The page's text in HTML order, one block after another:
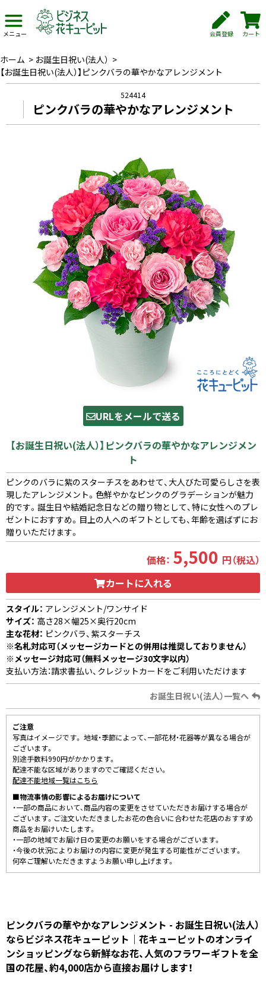
メニュー 会員登録 カート
ホーム > お誕生日祝い(法人） >
【お誕生日祝い(法人）】ピンクバラの華やかなアレンジメント
524414
ピンクバラの華やかなアレンジメント
URLをメールで送る
【お誕生日祝い(法人）】ピンクバラの華やかなアレンジメン
ト
ピンクのバラに紫のスターチスをあわせて、大人びた可愛らしさを表
現したアレンジメント。色鮮やかなピンクのグラデーションが魅力
的です。誕生日や結婚記念日などの贈り物として、特に女性へのプレ
ゼントにおすすめ。目上の人へのギフトとしても、年齢を選ばずにお
贈りいただけます。
価格： 5,500 円（税込）
カートに入れる
スタイル： アレンジメント/ワンサイド
サイズ： 高さ28×幅25×奥行20cm
主な花材： ピンクバラ、紫スターチス
※名札対応可（メッセージカードとの併用は推奨しておりません）
※メッセージ対応可（無料メッセージ30文字以内）
支払い方法：請求書払い、クレジットカードをご利用いただけます
お誕生日祝い(法人）一覧へ
ご注意
写真はイメージです。 地域・季節によって、一部花材・花器等が異なる場合が
ございます。
別途手数料990円がかかります。
配達不能な区域がありますのでご確認ください。
配達不能地域一覧はこちら
■物流事情の影響によるお届けについて
・一部の商品において、商品内容の変更をさせていただきお届けする場合が
ございます。ご注文いただきましたお花の色合いに合わせた花店のおすすめ
商品をお届けいたします。
・一部の地域でお届け日の変更のお願いをする場合がございます。
・今後の状況によりお届けの内容に変更が発生する可能性がございます。
何卒ご理解いただきますようお願い申し上げます。
ピンクバラの華やかなアレンジメント - お誕生日祝い(法人）
ならビジネス花キューピット｜花キューピットのオンライ
ンショッピングなら新鮮なお花、人気のフラワーギフトを全
国の花屋、約4,000店から直接お届けします！